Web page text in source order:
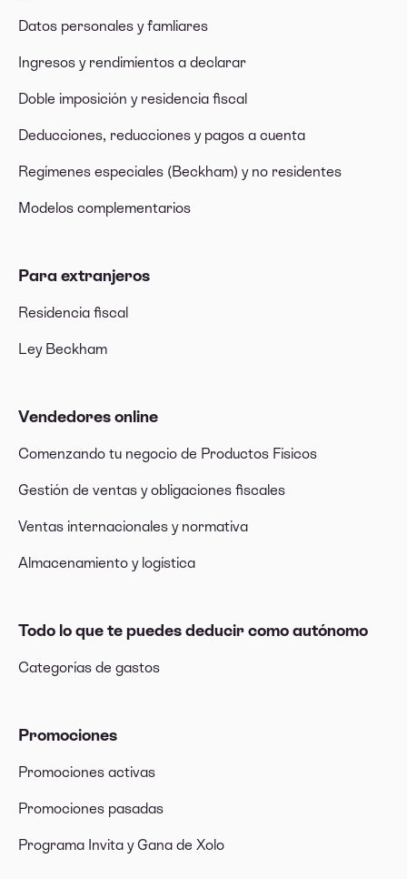
Datos personales y famliares
Ingresos y rendimientos a declarar
Doble imposición y residencia fiscal
Deducciones, reducciones y pagos a cuenta
Regímenes especiales (Beckham) y no residentes
Modelos complementarios
Para extranjeros
Residencia fiscal
Ley Beckham
Vendedores online
Comenzando tu negocio de Productos Físicos
Gestión de ventas y obligaciones fiscales
Ventas internacionales y normativa
Almacenamiento y logística
Todo lo que te puedes deducir como autónomo
Categorías de gastos
Promociones
Promociones activas
Promociones pasadas
Programa Invita y Gana de Xolo